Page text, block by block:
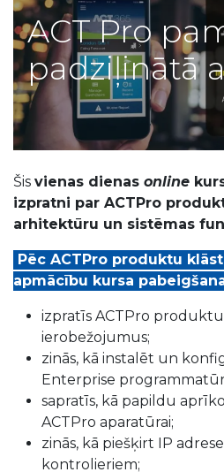
ACT Pro
padziļinātā
Šis vienas dienas online
izpratni par ACTPro
arhitektūru un sistēmas
Pēc ACTPro produktu
apmācību kursa
izpratīs ACTPro
ierobežojumus;
zinās, kā instalēt un
Enterprise
sapratīs, kā papildu
ACTPro aparatūrai;
zinās, kā piešķirt IP
kontrolieriem;